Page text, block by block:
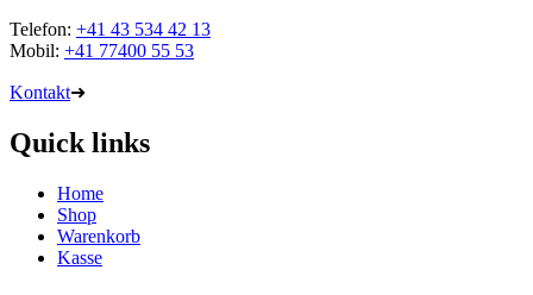
Telefon: +41 43 534 42 13
Mobil: +41 77400 55 53
Kontakt➜
Quick links
Home
Shop
Warenkorb
Kasse